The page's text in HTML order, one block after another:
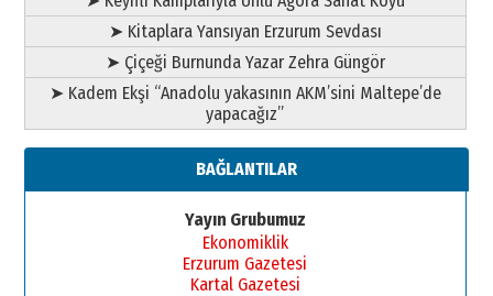
➤ Kitaplara Yansıyan Erzurum Sevdası
➤ Çiçeği Burnunda Yazar Zehra Güngör
➤ Kadem Ekşi “Anadolu yakasının AKM’sini Maltepe’de
yapacağız”
BAĞLANTILAR
Yayın Grubumuz
Ekonomiklik
Erzurum Gazetesi
Kartal Gazetesi